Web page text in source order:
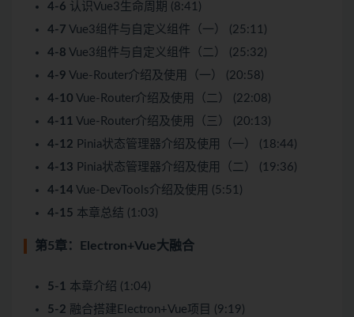
4-6 认识Vue3生命周期 (8:41)
4-7 Vue3组件与自定义组件（一） (25:11)
4-8 Vue3组件与自定义组件（二） (25:32)
4-9 Vue-Router介绍及使用（一） (20:58)
4-10 Vue-Router介绍及使用（二） (22:08)
4-11 Vue-Router介绍及使用（三） (20:13)
4-12 Pinia状态管理器介绍及使用（一） (18:44)
4-13 Pinia状态管理器介绍及使用（二） (19:36)
4-14 Vue-DevTools介绍及使用 (5:51)
4-15 本章总结 (1:03)
第5章：Electron+Vue大融合
5-1 本章介绍 (1:04)
5-2 融合搭建Electron+Vue项目 (9:19)